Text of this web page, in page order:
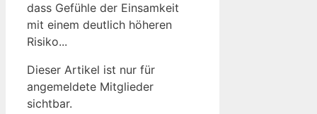
dass Gefühle der Einsamkeit
mit einem deutlich höheren
Risiko...
Dieser Artikel ist nur für
angemeldete Mitglieder
sichtbar.